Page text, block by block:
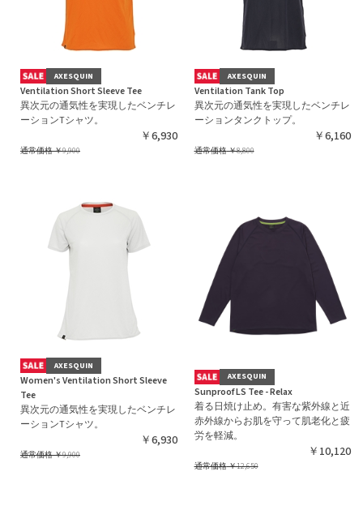
AXESQUIN
Ventilation Short Sleeve Tee
異次元の通気性を実現したベンチレ
ーションTシャツ。
￥6,930
通常価格￥9,900
AXESQUIN
Ventilation Tank Top
異次元の通気性を実現したベンチレ
ーションタンクトップ。
￥6,160
通常価格￥8,800
AXESQUIN
Women's Ventilation Short Sleeve
Tee
異次元の通気性を実現したベンチレ
ーションTシャツ。
￥6,930
通常価格￥9,900
AXESQUIN
Sunproof LS Tee - Relax
着る日焼け止め。有害な紫外線と近
赤外線からお肌を守って肌老化と疲
労を軽減。
￥10,120
通常価格￥12,650